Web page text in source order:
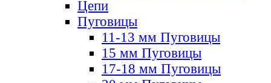
Цепи
Пуговицы
11-13 мм Пуговицы
15 мм Пуговицы
17-18 мм Пуговицы